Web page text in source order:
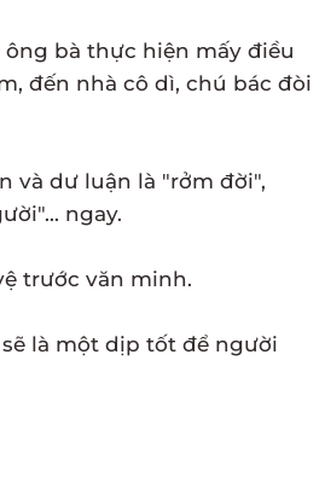
ông bà thực hiện mấy điều
đến nhà cô dì, chú bác đòi
và dư luận là "rởm đời",
ngay.
trước văn minh.
là một dịp tốt để người